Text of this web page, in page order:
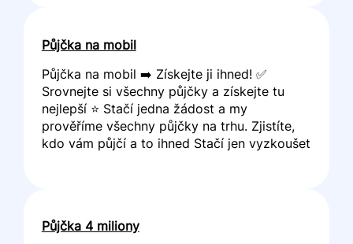
Půjčka na mobil
Půjčka na mobil ➡️ Získejte ji ihned! ✅
Srovnejte si všechny půjčky a získejte tu
nejlepší ⭐ Stačí jedna žádost a my
prověříme všechny půjčky na trhu. Zjistíte,
kdo vám půjčí a to ihned Stačí jen vyzkoušet
Půjčka 4 miliony